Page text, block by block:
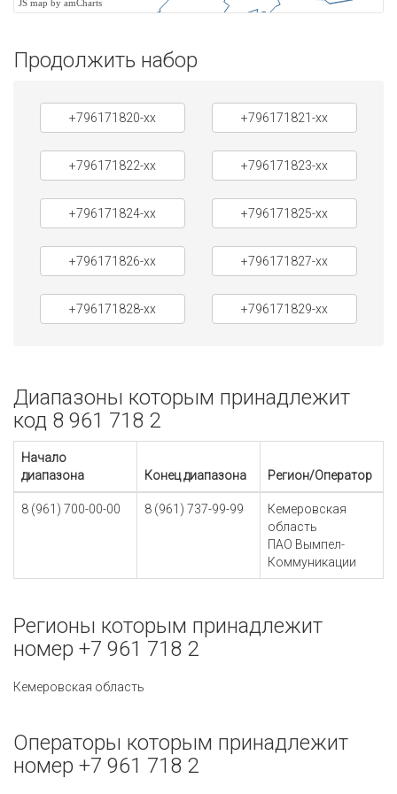
JS map by amCharts
Продолжить набор
+796171820-xx +796171821-xx
+796171822-xx +796171823-xx
+796171824-xx +796171825-xx
+796171826-xx +796171827-xx
+796171828-xx +796171829-xx
Диапазоны которым принадлежит
код 8 961 718 2
Начало
диапазона
Конец диапазона Регион/Оператор
8 (961) 700-00-00 8 (961) 737-99-99
Кемеровская
область
ПАО Вымпел-
Коммуникации
Регионы которым принадлежит
номер +7 961 718 2
Кемеровская область
Операторы которым принадлежит
номер +7 961 718 2